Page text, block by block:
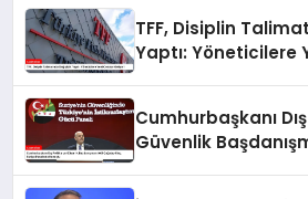
TFF, Disiplin
Yaptı: Yöneticilere
Cumhurbaşkanı
Güvenlik